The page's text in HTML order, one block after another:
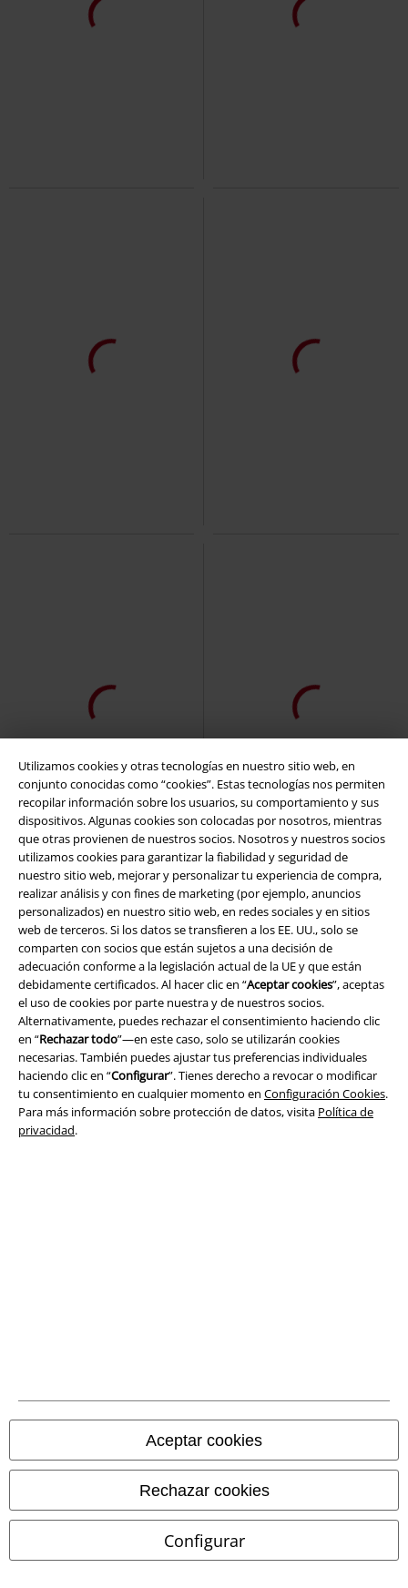
Utilizamos cookies y otras tecnologías en nuestro sitio web, en
conjunto conocidas como “cookies”. Estas tecnologías nos permiten
recopilar información sobre los usuarios, su comportamiento y sus
dispositivos. Algunas cookies son colocadas por nosotros, mientras
que otras provienen de nuestros socios. Nosotros y nuestros socios
utilizamos cookies para garantizar la fiabilidad y seguridad de
nuestro sitio web, mejorar y personalizar tu experiencia de compra,
realizar análisis y con fines de marketing (por ejemplo, anuncios
personalizados) en nuestro sitio web, en redes sociales y en sitios
web de terceros. Si los datos se transfieren a los EE. UU., solo se
comparten con socios que están sujetos a una decisión de
adecuación conforme a la legislación actual de la UE y que están
debidamente certificados. Al hacer clic en “Aceptar cookies”, aceptas
el uso de cookies por parte nuestra y de nuestros socios.
Alternativamente, puedes rechazar el consentimiento haciendo clic
en “Rechazar todo”—en este caso, solo se utilizarán cookies
necesarias. También puedes ajustar tus preferencias individuales
haciendo clic en “Configurar”. Tienes derecho a revocar o modificar
tu consentimiento en cualquier momento en Configuración Cookies.
Para más información sobre protección de datos, visita Política de
privacidad.
Aceptar cookies
Rechazar cookies
Configurar